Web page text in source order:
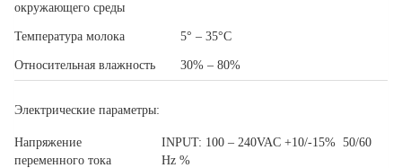
окружающего среды
Температура молока 5° – 35°C
Относительная влажность 30% – 80%
Электрические параметры:
Напряжение
переменного тока
INPUT: 100 – 240VAC +10/-15% 50/60
Hz %